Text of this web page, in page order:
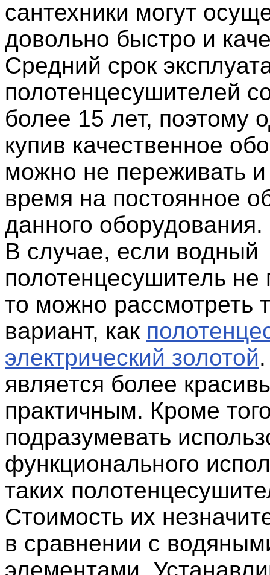
сантехники могут
довольно быстро и
Средний срок
полотенцесушителей
более 15 лет, поэтому
купив качественное
можно не переживать и
время на постоянное
данного оборудования.
В случае, если водный
полотенцесушитель не
то можно рассмотреть
вариант, как
электрический золотой
является более
практичным. Кроме
подразумевать
функционального
таких
Стоимость их
в сравнении с
элементами.